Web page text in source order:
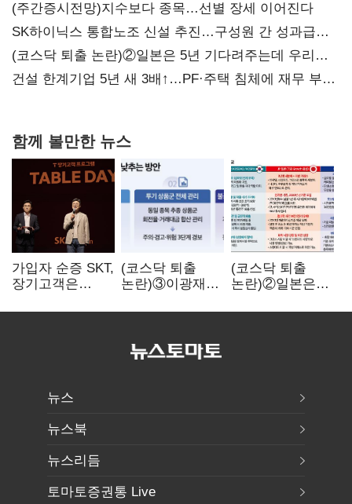
(주간증시전망)지수보다 종목…선별 장세 이어진다
SK하이닉스 통합노조 신설 추진…구성원 간 성과급
불만 확산
(코스닥 퇴출 논란)②일본은 5년 기다려주는데 우리는
당장 퇴출?…시간만으론 부족한 코스닥 구하기
건설 한계기업 5년 새 3배↑…PF·주택 침체에 재무 부담
함께 볼만한 뉴스
가입자 순증 SKT,
장기고객은
챙긴다
(코스닥 퇴출
논란)③이광재
자동차 없애지는
(코스닥 퇴출
논란)②일본은
기다려주는데
뉴스
뉴스북
뉴스리듬
토마토증권통 Live